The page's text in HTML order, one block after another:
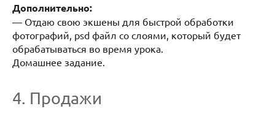
Дополнительно:
— Отдаю свою экшены для быстрой обработки
фотографий, psd файл со слоями, который будет
обрабатываться во время урока.
Домашнее задание.
4. Продажи